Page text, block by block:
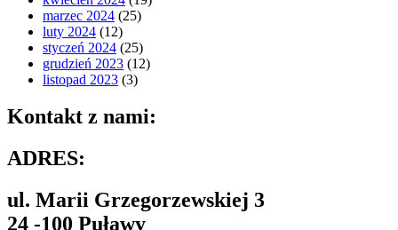
marzec 2024 (25)
luty 2024 (12)
styczeń 2024 (25)
grudzień 2023 (12)
listopad 2023 (3)
Kontakt z nami:
ADRES:
ul. Marii Grzegorzewskiej 3
24 -100 Puławy